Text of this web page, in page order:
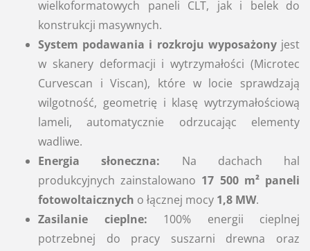
wielkoformatowych paneli CLT, jak i belek do
konstrukcji masywnych.
System podawania i rozkroju wyposażonyjest
w skanery deformacji i wytrzymałości (Microtec
Curvescan i Viscan), które w locie sprawdzają
wilgotność, geometrię i klasę wytrzymałościową
lameli, automatycznie odrzucając elementy
wadliwe.
Energia słoneczna: Na dachach hal
produkcyjnych zainstalowano 17 500 m² paneli
fotowoltaicznych o łącznej mocy 1,8 MW.
Zasilanie cieplne: 100% energii cieplnej
potrzebnej do pracy suszarni drewna oraz